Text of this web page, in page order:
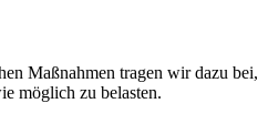
Maßnahmen tragen wir dazu bei,
möglich zu belasten.